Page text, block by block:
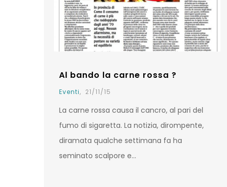
Al bando la carne rossa ?
Eventi, 21/11/15
La carne rossa causa il cancro, al pari del
fumo di sigaretta. La notizia, dirompente,
diramata qualche settimana fa ha
seminato scalpore e…